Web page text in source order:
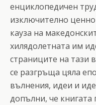
енциклопедичен
изключително ценно
кауза на
хилядолетната им
страниците на тази
се разгръща цяла
вълнения, идеи и
допълни, че книгата